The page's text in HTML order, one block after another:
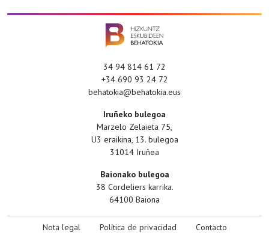
34 94 814 61 72
+34 690 93 24 72
behatokia@behatokia.eus
Iruñeko bulegoa
Marzelo Zelaieta 75,
U3 eraikina, 13. bulegoa
31014 Iruñea
Baionako bulegoa
38 Cordeliers karrika.
64100 Baiona
Nota legal Política de privacidad Contacto